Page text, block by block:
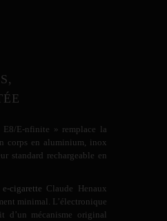
E-nfinite » remplace la
corps en aluminium, inox
standard rechargeable en
e-cigarette Claude Henaux
minimal. L’électronique
d’un mécanisme original